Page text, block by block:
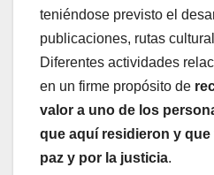
teniéndose previsto el
publicaciones, rutas
Diferentes actividades
en un firme propósito de
valor a uno de los
que aquí residieron y
paz y por la justicia.